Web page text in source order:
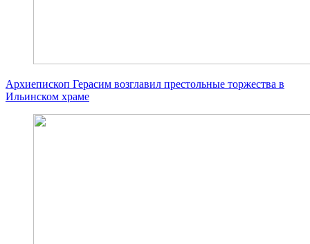
Архиепископ Герасим возглавил престольные торжества в
Ильинском храме